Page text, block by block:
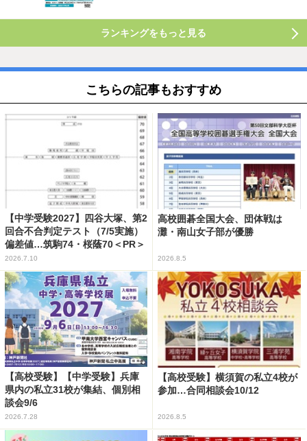
ランキングをもっと見る
こちらの記事もおすすめ
【中学受験2027】四谷大塚、第2
回合不合判定テスト（7/5実施）
偏差値…筑駒74・桜蔭70＜PR＞
2026.7.10
高校囲碁全国大会、団体戦は
灘・南山女子部が優勝
2026.8.5
【高校受験】【中学受験】兵庫
県内の私立31校が集結、個別相
談会9/6
2026.7.28
【高校受験】横須賀の私立4校が
参加…合同相談会10/12
2026.8.5